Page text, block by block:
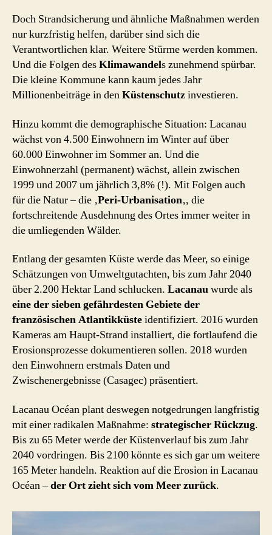
Doch Strandsicherung und ähnliche Maßnahmen werden
nur kurzfristig helfen, darüber sind sich die
Verantwortlichen klar. Weitere Stürme werden kommen.
Und die Folgen desKlimawandels zunehmend spürbar.
Die kleine Kommune kann kaum jedes Jahr
Millionenbeiträge in denKüstenschutzinvestieren.
Hinzu kommt die demographische Situation: Lacanau
wächst von 4.500 Einwohnern im Winter auf über
60.000 Einwohner im Sommer an. Und die
Einwohnerzahl (permanent) wächst, allein zwischen
1999 und 2007 um jährlich 3,8% (!). Mit Folgen auch
für die Natur – die ‚Peri-Urbanisation‚, die
fortschreitende Ausdehnung des Ortes immer weiter in
die umliegenden Wälder.
Entlang der gesamten Küste werde das Meer, so einige
Schätzungen von Umweltgutachten, bis zum Jahr 2040
über 2.200 Hektar Land schlucken. Lacanauwurde als
eine der sieben gefährdesten Gebiete der
französischen Atlantikküsteidentifiziert. 2016 wurden
Kameras am Haupt-Strand installiert, die fortlaufend die
Erosionsprozesse dokumentieren sollen. 2018 wurden
den Einwohnern erstmals Daten und
Zwischenergebnisse (Casagec) präsentiert.
Lacanau Océan plant deswegen notgedrungen langfristig
mit einer radikalen Maßnahme: strategischer Rückzug.
Bis zu 65 Meter werde der Küstenverlauf bis zum Jahr
2040 vordringen. Bis 2100 könnte es sich gar um weitere
165 Meter handeln. Reaktion auf die Erosion in Lacanau
Océan –der Ort zieht sich vom Meer zurück.